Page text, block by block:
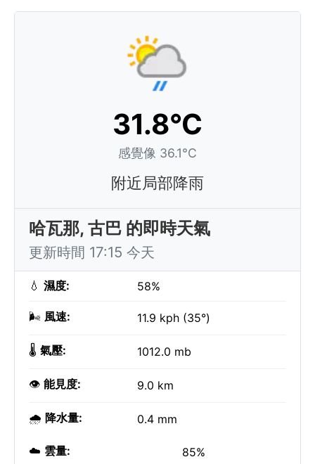
31.8°C
感覺像 36.1°C
附近局部降雨
哈瓦那, 古巴 的即時天氣
更新時間 17:15 今天
💧 濕度: 58%
🌬️ 風速: 11.9 kph (35°)
🌡️ 氣壓: 1012.0 mb
👁️ 能見度: 9.0 km
🌧️ 降水量: 0.4 mm
☁️ 雲量: 85%